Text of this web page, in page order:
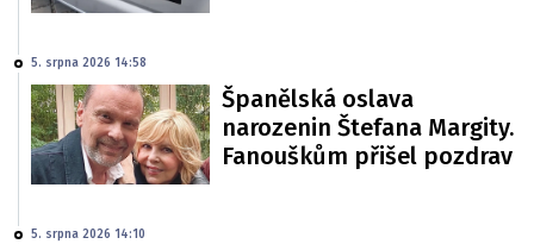
5. srpna 2026 14:58
Španělská oslava
narozenin Štefana Margity.
Fanouškům přišel pozdrav
5. srpna 2026 14:10